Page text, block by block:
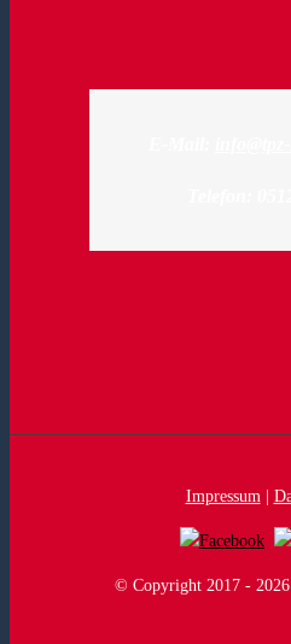
Impressum|
© Copyright 2017 - 2026